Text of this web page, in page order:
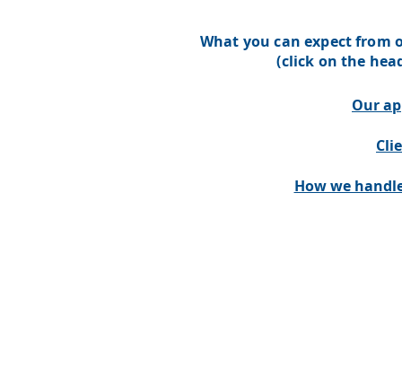
What you can expect from
(click on the
Our
How we